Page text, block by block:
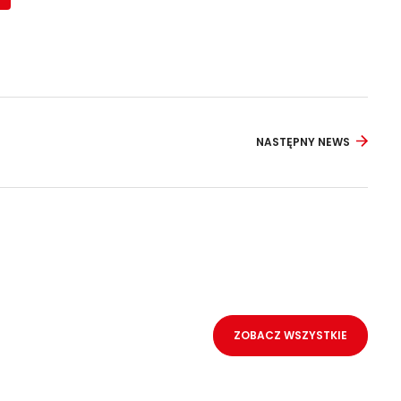
NASTĘPNY NEWS
ZOBACZ WSZYSTKIE